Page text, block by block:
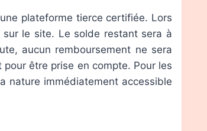
plateforme tierce certifiée. Lors
le site. Le solde restant sera à
aucun remboursement ne sera
être prise en compte. Pour les
nature immédiatement accessible